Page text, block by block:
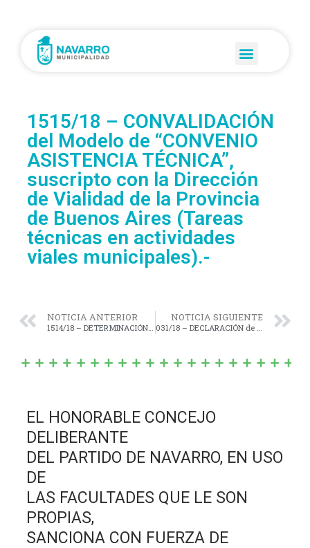
1515/18 – CONVALIDACIÓN
del Modelo de “CONVENIO
ASISTENCIA TÉCNICA”,
suscripto con la Dirección
de Vialidad de la Provincia
de Buenos Aires (Tareas
técnicas en actividades
viales municipales).-
NOTICIA ANTERIOR
1514/18 – DETERMINACIÓN Y DEMARCACIÓN de un lugar para Estacionamiento Exclusivo para la Sra. Liliana Olga ROMERO, en Calle 13 e/ 30 y 32 Nº 342.-
NOTICIA SIGUIENTE
031/18 – DECLARACIÓN de “Interés Municipal y Legislativo” del “ENCUENTRO DE BANDAS DE MÚSICA”.-
EL HONORABLE CONCEJO
DELIBERANTE
DEL PARTIDO DE NAVARRO, EN USO
DE
LAS FACULTADES QUE LE SON
PROPIAS,
SANCIONA CON FUERZA DE